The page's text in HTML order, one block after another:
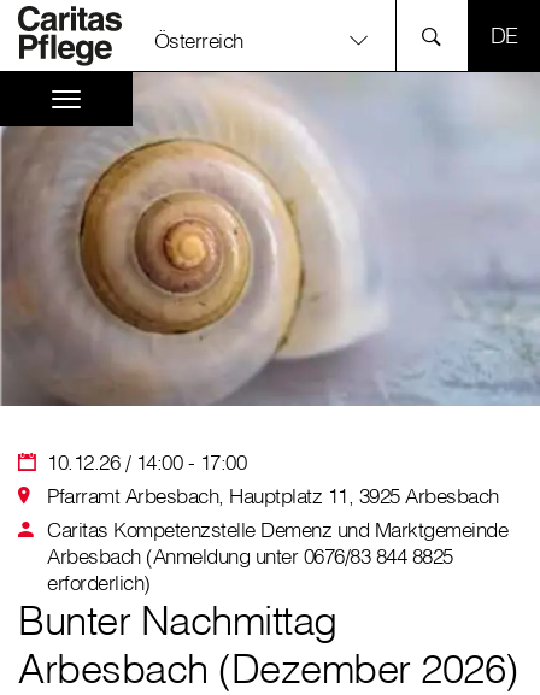
Österreich
10.12.26 / 14:00 - 17:00
Pfarramt Arbesbach, Hauptplatz 11, 3925 Arbesbach
Caritas Kompetenzstelle Demenz und Marktgemeinde
Arbesbach (Anmeldung unter 0676/83 844 8825
erforderlich)
Bunter Nachmittag
Arbesbach (Dezember 2026)